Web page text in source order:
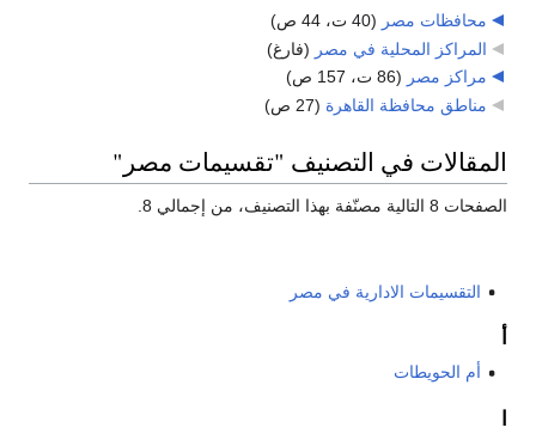
محافظات مصر (40 ت، 44 ص)
المراكز المحلية في مصر (فارغ)
مراكز مصر (86 ت، 157 ص)
مناطق محافظة القاهرة (27 ص)
المقالات في التصنيف "تقسيمات مصر"
الصفحات 8 التالية مصنّفة بهذا التصنيف، من إجمالي 8.
التقسيمات الادارية في مصر
أم الحويطات